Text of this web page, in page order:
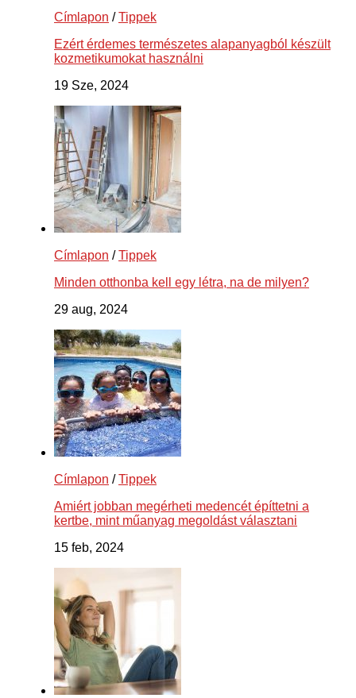
Címlapon /Tippek
Ezért érdemes természetes alapanyagból készült
kozmetikumokat használni
19 Sze, 2024
Címlapon /Tippek
Minden otthonba kell egy létra, na de milyen?
29 aug, 2024
Címlapon /Tippek
Amiért jobban megérheti medencét építtetni a
kertbe, mint műanyag megoldást választani
15 feb, 2024